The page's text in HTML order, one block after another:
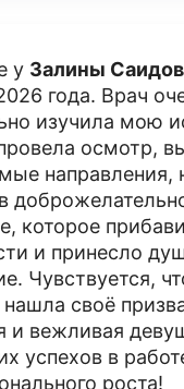
у Залины
года. Врач
изучила мою
осмотр,
направления,
которое
и принесло
Чувствуется,
своё
и вежливая
успехов в
роста!